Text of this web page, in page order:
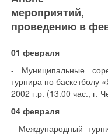
проведению в
01 февраля
- Муниципальные
турнира по баскетболу
2002 г.р. (13.00 час., г.
04 февраля
- Международный